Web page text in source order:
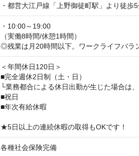
・都営大江戸線「上野御徒町駅」より徒歩
・10:00～19:00
（実働8時間/休憩1時間）
◎残業は月20時間以下。ワークライフバラ
＜年間休日120日＞
■完全週休2日制（土・日）
└業務都合による休日出勤が生じた場合は
■祝日
■年次有給休暇
★5日以上の連続休暇の取得もOKです！
各種社会保険完備